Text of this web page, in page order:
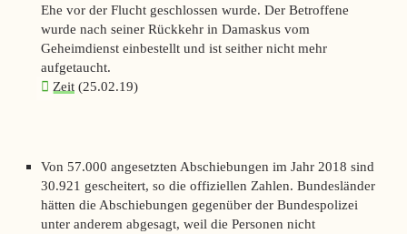
Ehe vor der Flucht geschlossen wurde. Der Betroffene
wurde nach seiner Rückkehr in Damaskus vom
Geheimdienst einbestellt und ist seither nicht mehr
aufgetaucht.
Zeit (25.02.19)
Von 57.000 angesetzten Abschiebungen im Jahr 2018 sind
30.921 gescheitert, so die offiziellen Zahlen. Bundesländer
hätten die Abschiebungen gegenüber der Bundespolizei
unter anderem abgesagt, weil die Personen nicht